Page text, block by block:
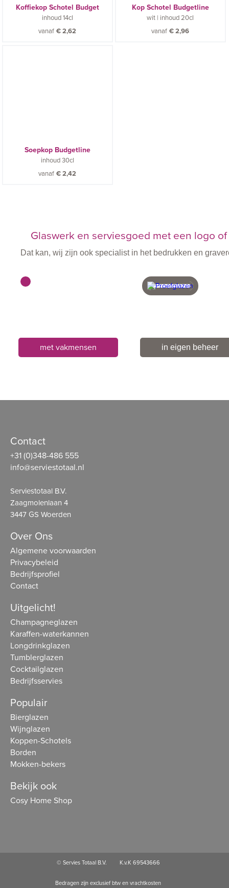
Koffiekop Schotel Budget
inhoud14cl
vanaf €2,62
Kop Schotel Budgetline
wit | inhoud20cl
vanaf €2,96
Soepkop Budgetline
inhoud30cl
vanaf €2,42
Glaswerk en serviesgoed met een logo
Dat kan, wij zijn ook specialist in het bedrukken en
met vakmensen in eigen beheer
Contact
+31 (0)348-486 555
info@serviestotaal.nl
Serviestotaal B.V.
Zaagmolenlaan 4
3447 GS Woerden
Over Ons
Algemene voorwaarden
Privacybeleid
Bedrijfsprofiel
Contact
Uitgelicht!
Champagneglazen
Karaffen-waterkannen
Longdrinkglazen
Tumblerglazen
Cocktailglazen
Bedrijfsservies
Populair
Bierglazen
Wijnglazen
Koppen-Schotels
Borden
Mokken-bekers
Bekijk ook
Cosy Home Shop
© Servies Totaal B.V. K.v.K 69543666
Bedragen zijn exclusief btw en vrachtkosten